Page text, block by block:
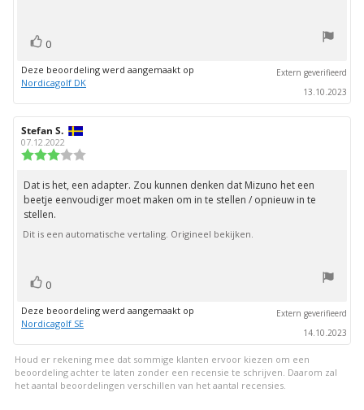
Stem
omhoog
0
Deze beoordeling werd aangemaakt op
Nordicagolf DK
Extern geverifieerd
13.10.2023
Auteur
van
deze
beoordeling:
Stefan S.
07.12.2022
uit
5
sterren
Beoordelingstekst:
Dat is het, een adapter. Zou kunnen denken dat Mizuno het een
beetje eenvoudiger moet maken om in te stellen / opnieuw in te
stellen.
Dit is een automatische vertaling. Origineel bekijken.
Stem
omhoog
0
Deze beoordeling werd aangemaakt op
Nordicagolf SE
Extern geverifieerd
14.10.2023
Houd er rekening mee dat sommige klanten ervoor kiezen om een
beoordeling achter te laten zonder een recensie te schrijven. Daarom zal
het aantal beoordelingen verschillen van het aantal recensies.